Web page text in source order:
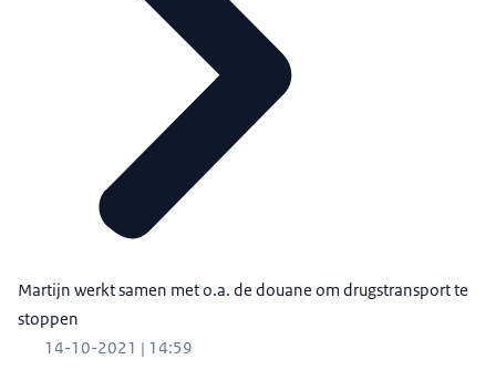
Martijn werkt samen met o.a. de douane om drugstransport te
stoppen
14-10-2021 | 14:59